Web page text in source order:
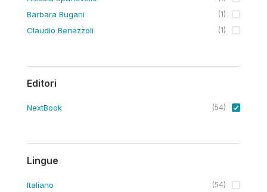
Barbara Bugani (1)
Claudio Benazzoli (1)
Editori
NextBook (54)
Lingue
Italiano (54)